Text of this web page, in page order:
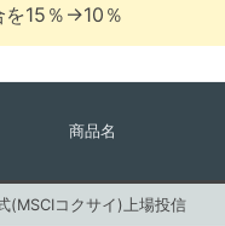
を15％→10％
商品名
(MSCIコクサイ)上場投信